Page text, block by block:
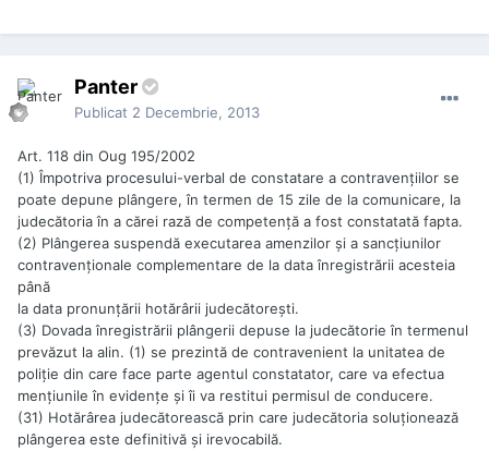
Panter
Publicat 2 Decembrie, 2013
Art. 118 din Oug 195/2002
(1) Împotriva procesului-verbal de constatare a contravenţiilor se
poate depune plângere, în termen de 15 zile de la comunicare, la
judecătoria în a cărei rază de competenţă a fost constatată fapta.
(2) Plângerea suspendă executarea amenzilor şi a sancţiunilor
contravenţionale complementare de la data înregistrării acesteia
până
la data pronunţării hotărârii judecătoreşti.
(3) Dovada înregistrării plângerii depuse la judecătorie în termenul
prevăzut la alin. (1) se prezintă de contravenient la unitatea de
poliţie din care face parte agentul constatator, care va efectua
menţiunile în evidenţe şi îi va restitui permisul de conducere.
(31) Hotărârea judecătorească prin care judecătoria soluţionează
plângerea este definitivă şi irevocabilă.